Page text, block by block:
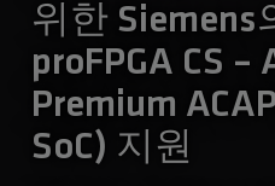
위한 Siemens
proFPGA CS –
Premium
SoC) 지원